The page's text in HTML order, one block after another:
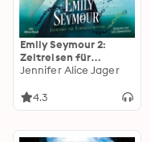
Emily Seymour 2:
Zeitreisen für
Fortgeschrittene
Jennifer Alice Jager
4.3